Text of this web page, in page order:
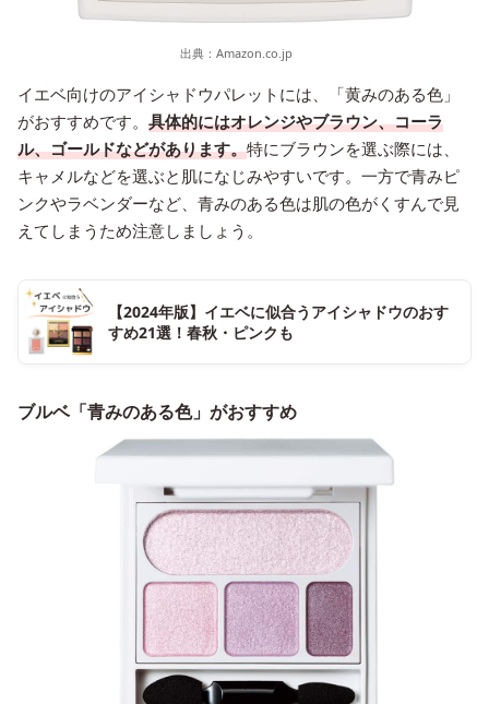
出典： Amazon.co.jp
イエベ向けのアイシャドウパレットには、「黄みのある色」
がおすすめです。 具体的にはオレンジやブラウン、コーラ
ル、ゴールドなどがあります。特にブラウンを選ぶ際には、
キャメルなどを選ぶと肌になじみやすいです。一方で青みピ
ンクやラベンダーなど、青みのある色は肌の色がくすんで見
えてしまうため注意しましょう。
【2024年版】イエベに似合うアイシャドウのおす
すめ21選！春秋・ピンクも
ブルベ「青みのある色」がおすすめ